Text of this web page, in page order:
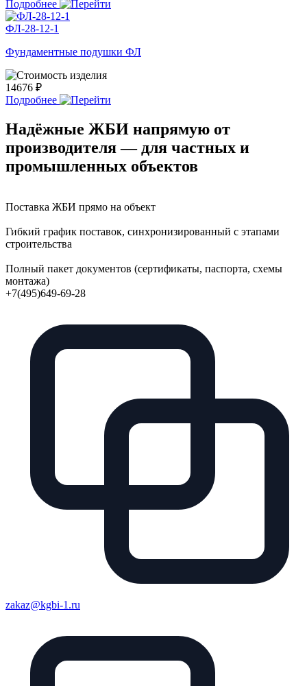
Подробнее
ФЛ-28-12-1
Фундаментные подушки ФЛ
14676 ₽
Подробнее
Надёжные ЖБИ напрямую от
производителя — для частных и
промышленных объектов
Поставка ЖБИ прямо на объект
Гибкий график поставок, синхронизированный с этапами
строительства
Полный пакет документов (сертификаты, паспорта, схемы
монтажа)
+7(495)649-69-28
zakaz@kgbi-1.ru